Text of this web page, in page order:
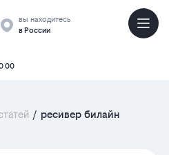
вы находитесь
в России
00
/ ресивер билайн